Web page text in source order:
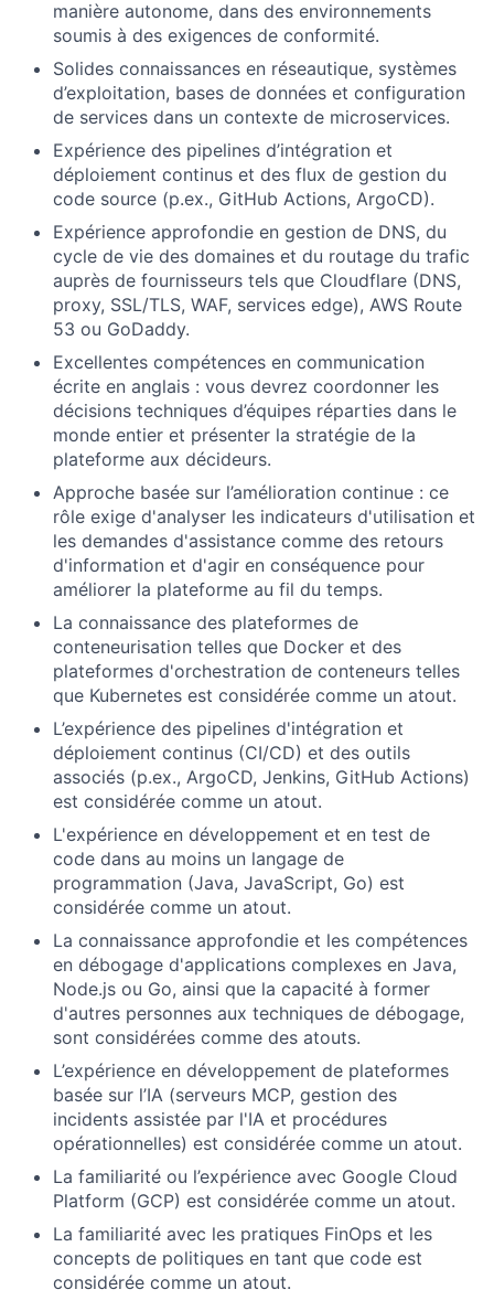
manière autonome, dans des environnements
soumis à des exigences de conformité.
Solides connaissances en réseautique, systèmes
d’exploitation, bases de données et configuration
de services dans un contexte de microservices.
Expérience des pipelines d’intégration et
déploiement continus et des flux de gestion du
code source (p.ex., GitHub Actions, ArgoCD).
Expérience approfondie en gestion de DNS, du
cycle de vie des domaines et du routage du trafic
auprès de fournisseurs tels que Cloudflare (DNS,
proxy, SSL/TLS, WAF, services edge), AWS Route
53 ou GoDaddy.
Excellentes compétences en communication
écrite en anglais : vous devrez coordonner les
décisions techniques d’équipes réparties dans le
monde entier et présenter la stratégie de la
plateforme aux décideurs.
Approche basée sur l’amélioration continue : ce
rôle exige d'analyser les indicateurs d'utilisation et
les demandes d'assistance comme des retours
d'information et d'agir en conséquence pour
améliorer la plateforme au fil du temps.
La connaissance des plateformes de
conteneurisation telles que Docker et des
plateformes d'orchestration de conteneurs telles
que Kubernetes est considérée comme un atout.
L’expérience des pipelines d'intégration et
déploiement continus (CI/CD) et des outils
associés (p.ex., ArgoCD, Jenkins, GitHub Actions)
est considérée comme un atout.
L'expérience en développement et en test de
code dans au moins un langage de
programmation (Java, JavaScript, Go) est
considérée comme un atout.
La connaissance approfondie et les compétences
en débogage d'applications complexes en Java,
Node.js ou Go, ainsi que la capacité à former
d'autres personnes aux techniques de débogage,
sont considérées comme des atouts.
L’expérience en développement de plateformes
basée sur l’IA (serveurs MCP, gestion des
incidents assistée par l'IA et procédures
opérationnelles) est considérée comme un atout.
La familiarité ou l’expérience avec Google Cloud
Platform (GCP) est considérée comme un atout.
La familiarité avec les pratiques FinOps et les
concepts de politiques en tant que code est
considérée comme un atout.